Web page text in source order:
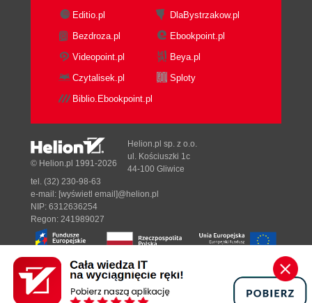
Editio.pl
DlaBystrzakow.pl
Bezdroza.pl
Ebookpoint.pl
Videopoint.pl
Beya.pl
Czytalisek.pl
Sploty
Biblio.Ebookpoint.pl
Designed with ♥ byTonik.pl
© Helion.pl 1991-2026
Helion.pl sp. z o.o.
ul. Kościuszki 1c
44-100 Gliwice
tel. (32) 230-98-63
e-mail: [wyświetl email]@helion.pl
NIP: 6312636254
Regon: 241989027